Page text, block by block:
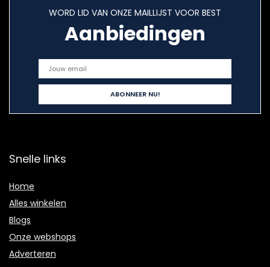
WORD LID VAN ONZE MAILLIJST VOOR BEST
Aanbiedingen
Snelle links
Home
Alles winkelen
Blogs
Onze webshops
Adverteren